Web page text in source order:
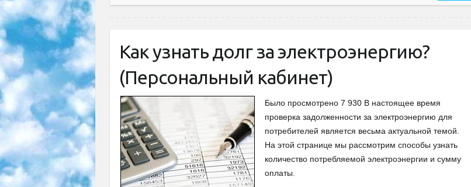
Как узнать долг за электроэнергию?
(Персональный кабинет)
Было просмотрено 7 930 В настоящее время
проверка задолженности за электроэнергию для
потребителей является весьма актуальной темой.
На этой странице мы рассмотрим способы узнать
количество потребляемой электроэнергии и сумму
оплаты.